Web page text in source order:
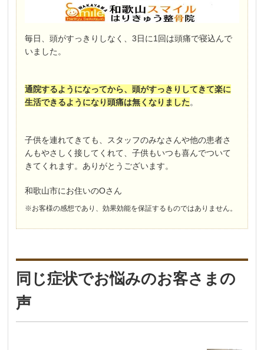
毎日、頭がすっきりしなく、3日に1回は頭痛で寝込んで
いました。
通院するようになってから、頭がすっきりしてきて楽に
生活できるようになり頭痛は無くなりました。
子供を連れてきても、スタッフのみなさんや他の患者さ
んもやさしく接してくれて、子供もいつも喜んでついて
きてくれます。ありがとうございます。
和歌山市にお住いのOさん
※お客様の感想であり、効果効能を保証するものではありません。
同じ症状でお悩みのお客さまの
声